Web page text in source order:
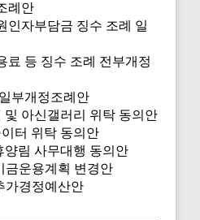
례안
인자부담금 징수 조례 일
료 등 징수 조례 전부개정
부개정조례안
및 아신갤러리 위탁 동의안
터 위탁 동의안
양림 사무대행 동의안
금운용계획 변경안
가경정예산안